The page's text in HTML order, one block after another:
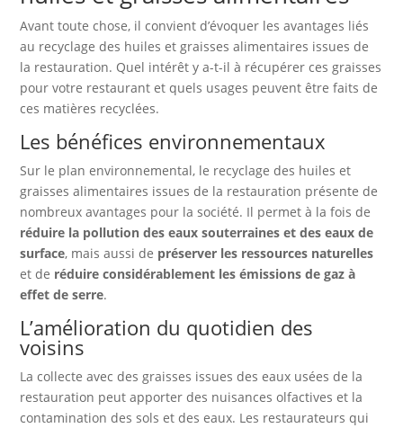
Avant toute chose, il convient d’évoquer les avantages liés
au recyclage des huiles et graisses alimentaires issues de
la restauration. Quel intérêt y a-t-il à récupérer ces graisses
pour votre restaurant et quels usages peuvent être faits de
ces matières recyclées.
Les bénéfices environnementaux
Sur le plan environnemental, le recyclage des huiles et
graisses alimentaires issues de la restauration présente de
nombreux avantages pour la société. Il permet à la fois de
réduire la pollution des eaux souterraines et des eaux de
surface, mais aussi de préserver les ressources naturelles
et de réduire considérablement les émissions de gaz à
effet de serre.
L’amélioration du quotidien des
voisins
La collecte avec des graisses issues des eaux usées de la
restauration peut apporter des nuisances olfactives et la
contamination des sols et des eaux. Les restaurateurs qui